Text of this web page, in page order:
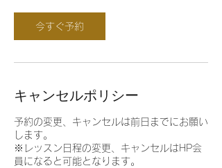
今すぐ予約
キャンセルポリシー
予約の変更、キャンセルは前日までにお願い
します。
※レッスン日程の変更、キャンセルはHP会
員になると可能となります。